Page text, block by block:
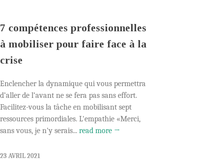
7 compétences professionnelles
à mobiliser pour faire face à la
crise
Enclencher la dynamique qui vous permettra
d’aller de l’avant ne se fera pas sans effort.
Facilitez-vous la tâche en mobilisant sept
ressources primordiales. L'empathie «Merci,
sans vous, je n'y serais... read more →
23 AVRIL 2021